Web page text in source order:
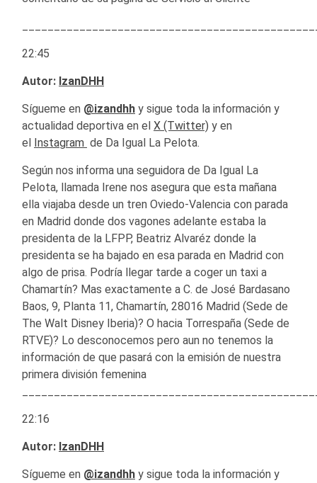
22:45
Autor: IzanDHH
Sígueme en @izandhh y sigue toda la información y
actualidad deportiva en el X (Twitter) y en
el Instagram de Da Igual La Pelota.
Según nos informa una seguidora de Da Igual La
Pelota, llamada Irene nos asegura que esta mañana
ella viajaba desde un tren Oviedo-Valencia con parada
en Madrid donde dos vagones adelante estaba la
presidenta de la LFPP, Beatriz Alvaréz donde la
presidenta se ha bajado en esa parada en Madrid con
algo de prisa. Podría llegar tarde a coger un taxi a
Chamartín? Mas exactamente a C. de José Bardasano
Baos, 9, Planta 11, Chamartín, 28016 Madrid (Sede de
The Walt Disney Iberia)? O hacia Torrespaña (Sede de
RTVE)? Lo desconocemos pero aun no tenemos la
información de que pasará con la emisión de nuestra
primera división femenina
22:16
Autor: IzanDHH
Sígueme en @izandhh y sigue toda la información y